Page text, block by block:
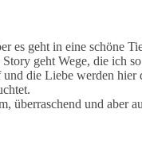
es geht in eine schöne
geht Wege, die ich
die Liebe werden hier
überraschend und aber